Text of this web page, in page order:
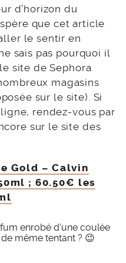
d’horizon du
que cet article
le sentir en
sais pas pourquoi il
site de Sephora
magasins
sur le site). Si
rendez-vous par
sur le site des
Gold – Calvin
; 60.50€ les
enrobé d’une coulée
même tentant ? 😉